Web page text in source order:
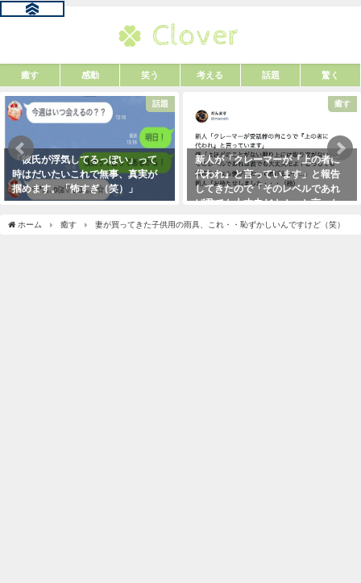
癒す 感動 笑う 考える 話題 驚く
話題
「彼氏が浮気してるっぽい」って
時はだいたいこれで無事、真実が
掴めます。「怖すぎ（笑）」
癒す
新人が「クレーマーが『上の者に
代われ』と言っています」と報告
してきたので「そのレベルであれ
ば君でも大丈夫だよ！」と言った
った！（笑）
ホーム 癒す 妻が買ってきた子供用の雨具、これ・・恥ずかしいんですけど（笑）